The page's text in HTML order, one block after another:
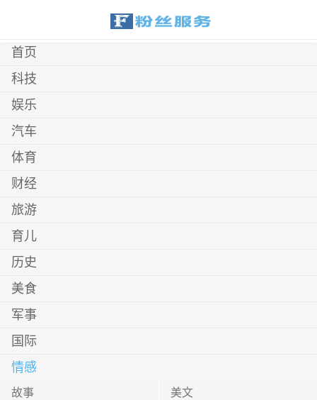
首页
科技
娱乐
汽车
体育
财经
旅游
育儿
历史
美食
军事
国际
情感
故事 美文